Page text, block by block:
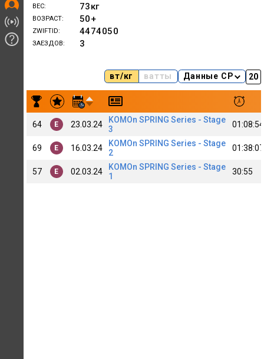
ВЕС 73кг
ВОЗРАСТ 50+
ZWIFTID 4474050
ЗАЕЗДОВ 3
вт/кг ватты Данные CP
Результаты заездов Kirill Petrov (C)
64 E 23.03.24
KOMOn SPRING Series - Stage
3
01:08:54
69 E 16.03.24
KOMOn SPRING Series - Stage
2
01:38:07
57 E 02.03.24
KOMOn SPRING Series - Stage
1
30:55